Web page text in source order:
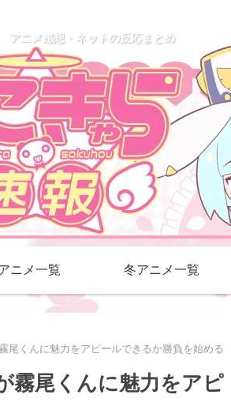
アニメ感想・ネットの反応まとめ
ニメ一覧 冬アニメ一覧
尾くんに魅力をアピールできるか勝負を始める
霧尾くんに魅力をアピ